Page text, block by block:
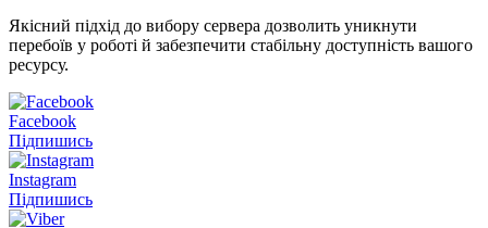
Якісний підхід до вибору сервера дозволить уникнути
перебоїв у роботі й забезпечити стабільну доступність вашого
ресурсу.
Facebook
Підпишись
Instagram
Підпишись